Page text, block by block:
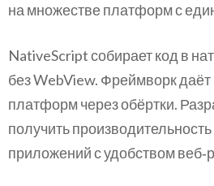
на множестве платформ с
NativeScript собирает код в
без WebView. Фреймворк даёт
платформ через обёртки.
получить
приложений с удобством